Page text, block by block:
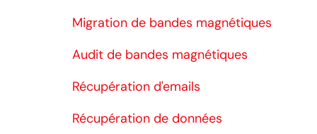
Migration de bandes magnétiques
Audit de bandes magnétiques
Récupération d'emails
Récupération de données